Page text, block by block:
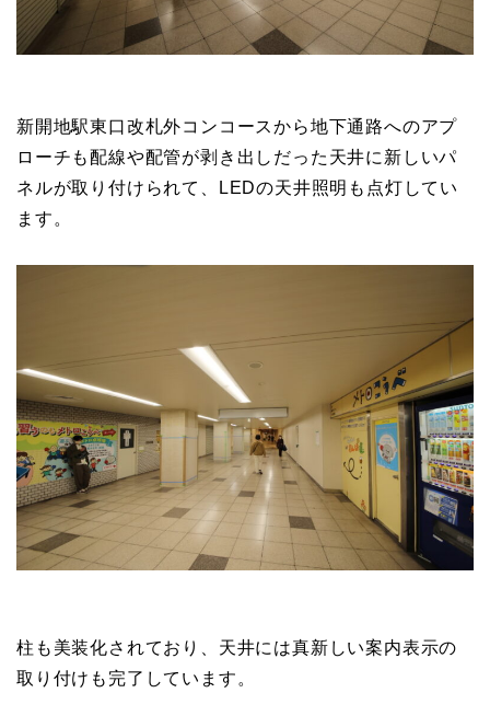
新開地駅東口改札外コンコースから地下通路へのアプ
ローチも配線や配管が剥き出しだった天井に新しいパ
ネルが取り付けられて、LEDの天井照明も点灯してい
ます。
柱も美装化されており、天井には真新しい案内表示の
取り付けも完了しています。